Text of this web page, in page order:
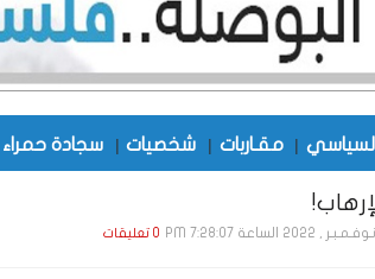
| مقـاربات | شخصيات | سجادة حمراء
0 تعليقات